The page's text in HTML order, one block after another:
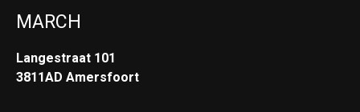
MARCH
Langestraat 101
3811AD Amersfoort